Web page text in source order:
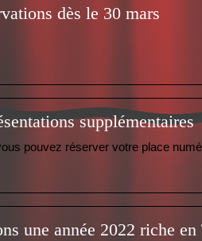
dès le 30 mars
supplémentaires
pouvez réserver votre place
une année 2022 riche